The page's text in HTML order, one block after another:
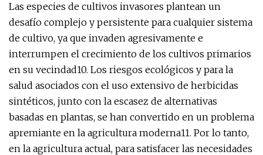
Las especies de cultivos invasores plantean un
desafío complejo y persistente para cualquier sistema
de cultivo, ya que invaden agresivamente e
interrumpen el crecimiento de los cultivos primarios
en su vecindad10. Los riesgos ecológicos y para la
salud asociados con el uso extensivo de herbicidas
sintéticos, junto con la escasez de alternativas
basadas en plantas, se han convertido en un problema
apremiante en la agricultura moderna11. Por lo tanto,
en la agricultura actual, para satisfacer las necesidades